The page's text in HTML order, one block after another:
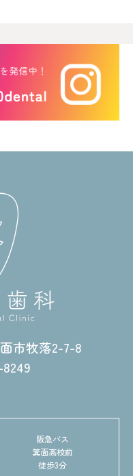
市牧落2-7-8
阪急バス
箕面高校前
徒歩3分